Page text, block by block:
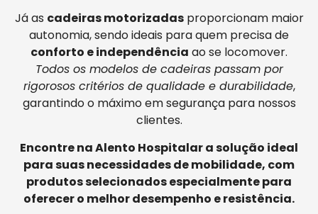
Já as cadeiras motorizadasproporcionam maior
autonomia, sendo ideais para quem precisa de
conforto e independência ao se locomover.
Todos os modelos de cadeiras passam por
rigorosos critérios de qualidade e durabilidade,
garantindo o máximo em segurança para nossos
clientes.
Encontre na Alento Hospitalar a solução ideal
para suas necessidades de mobilidade, com
produtos selecionados especialmente para
oferecer o melhor desempenho e resistência.